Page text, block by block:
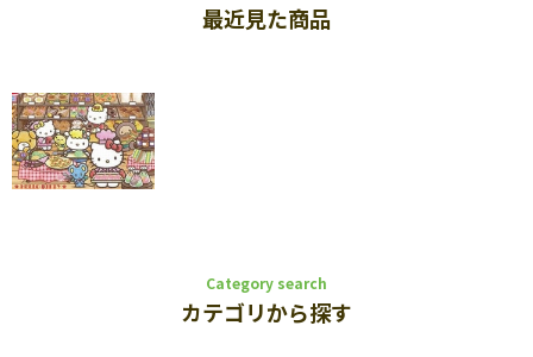
最近見た商品
Category search
カテゴリから探す